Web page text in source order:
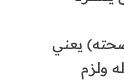
صحته) يعني
ولزم